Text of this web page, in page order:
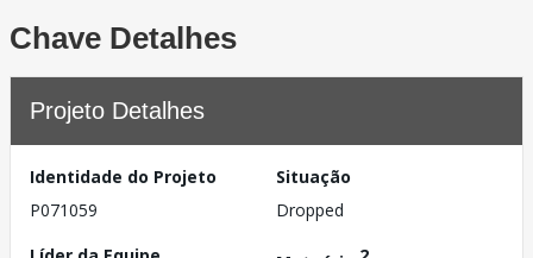
Chave Detalhes
Projeto Detalhes
Identidade do Projeto
P071059
Situação
Dropped